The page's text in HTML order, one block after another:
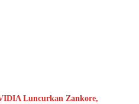
Luncurkan Zankore,